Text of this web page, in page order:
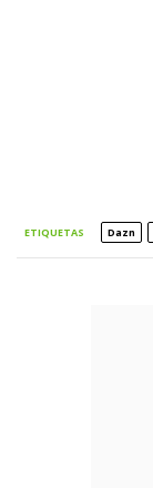
ETIQUETAS Dazn